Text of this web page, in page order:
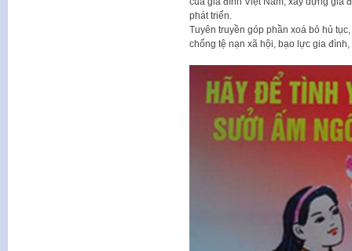
phát triển.
Tuyên truyền góp phần xoá bỏ hủ
chống tệ nạn xã hội, bạo lực gia